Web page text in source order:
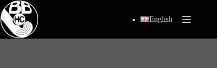
Passer
au
contenu
English